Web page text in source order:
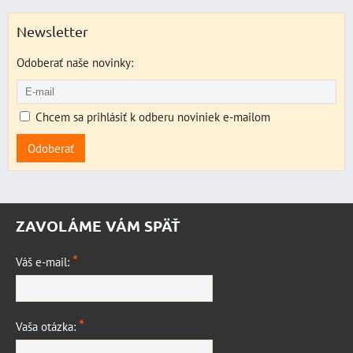
Newsletter
Odoberať naše novinky:
Chcem sa prihlásiť k odberu noviniek e-mailom
Odoberať
ZAVOLÁME VÁM SPÄŤ
Váš e-mail: *
Vaša otázka: *